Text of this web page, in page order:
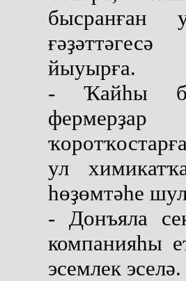
бысранған
йыуырға.
- Ҡайһы
ул
һөҙөмтәһе
- Донъяла
компанияһы
эсемлек эселә.